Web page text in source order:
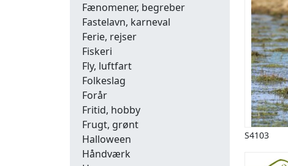
Fænomener, begreber
Fastelavn, karneval
Ferie, rejser
Fiskeri
Fly, luftfart
Folkeslag
Forår
Fritid, hobby
Frugt, grønt
Halloween
Håndværk
S4103